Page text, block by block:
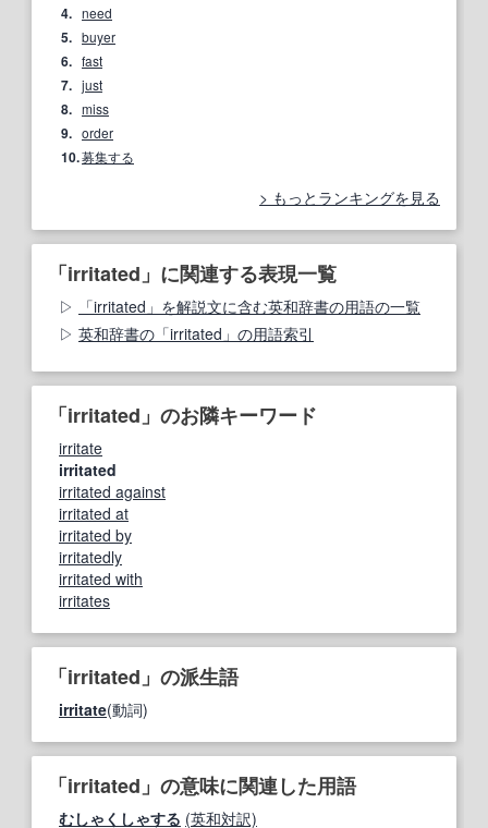
4. need
5. buyer
6. fast
7. just
8. miss
9. order
10.募集する
もっとランキングを見る
「irritated」に関連する表現一覧
「irritated」を解説文に含む英和辞書の用語の一覧
英和辞書の「irritated」の用語索引
「irritated」のお隣キーワード
irritate
irritated
irritated against
irritated at
irritated by
irritatedly
irritated with
irritates
「irritated」の派生語
irritate(動詞)
「irritated」の意味に関連した用語
むしゃくしゃする (英和対訳)